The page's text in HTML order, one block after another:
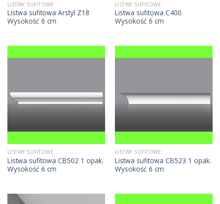
LISTWY SUFITOWE
Listwa sufitowa Arstyl Z18
Wysokość 6 cm
LISTWY SUFITOWE
Listwa sufitowa C400
Wysokość 6 cm
LISTWY SUFITOWE
Listwa sufitowa CB502 1 opak.
Wysokość 6 cm
LISTWY SUFITOWE
Listwa sufitowa CB523 1 opak.
Wysokość 6 cm